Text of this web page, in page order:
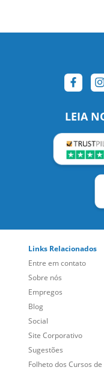
LEIA
Sobre nós
Empregos
Blog
Social
Site Corporativo
Sugestões
Folheto dos Cursos de
Idiomas
Mapa do site